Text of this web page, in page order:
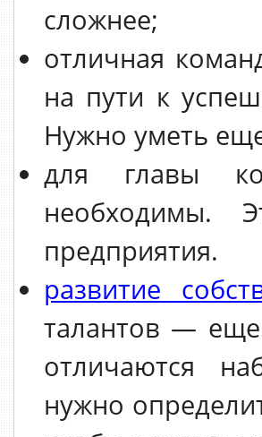
сложнее;
отличная
на пути к
Нужно уметь
для главы
необходимы.
предприятия.
развитие
талантов — еще
отличаются
нужно